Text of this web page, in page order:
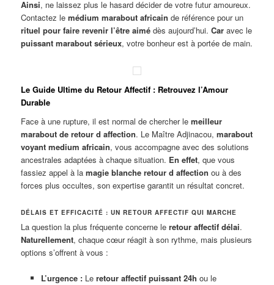
Ainsi, ne laissez plus le hasard décider de votre futur amoureux.
Contactez lemédium marabout africain de référence pour un
rituel pour faire revenir l’être aimé dès aujourd’hui.Car avec le
puissant marabout sérieux, votre bonheur est à portée de main.
Le Guide Ultime du Retour Affectif : Retrouvez l’Amour
Durable
Face à une rupture, il est normal de chercher lemeilleur
marabout de retour d affection. Le Maître Adjinacou,marabout
voyant medium africain, vous accompagne avec des solutions
ancestrales adaptées à chaque situation. En effet, que vous
fassiez appel à lamagie blanche retour d affection ou à des
forces plus occultes, son expertise garantit un résultat concret.
DÉLAIS ET EFFICACITÉ : UN RETOUR AFFECTIF QUI MARCHE
La question la plus fréquente concerne leretour affectif délai.
Naturellement, chaque cœur réagit à son rythme, mais plusieurs
options s’offrent à vous :
L’urgence :Le retour affectif puissant 24h ou le